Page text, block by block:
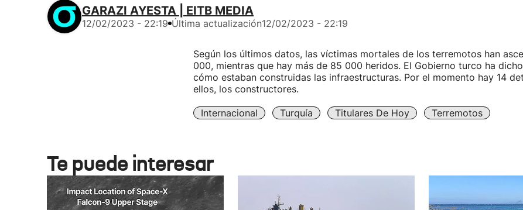
GARAZI AYESTA | EITB MEDIA
12/02/2023 - 22:19 Última actualización12/02/2023 - 22:19
Según los últimos datos, las víctimas mortales de los terremotos han
000, mientras que hay más de 85 000 heridos. El Gobierno turco ha
cómo estaban construidas las infraestructuras. Por el momento hay 14
ellos, los constructores.
Internacional Turquía Titulares De Hoy Terremotos
Te puede interesar